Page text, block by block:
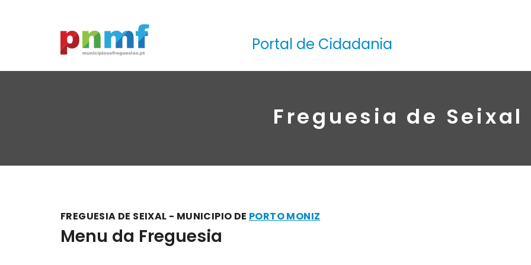
Portal de Cidadania
Freguesia de Seixal
FREGUESIA DE SEIXAL - MUNICIPIO DE PORTO MONIZ
Menu da Freguesia